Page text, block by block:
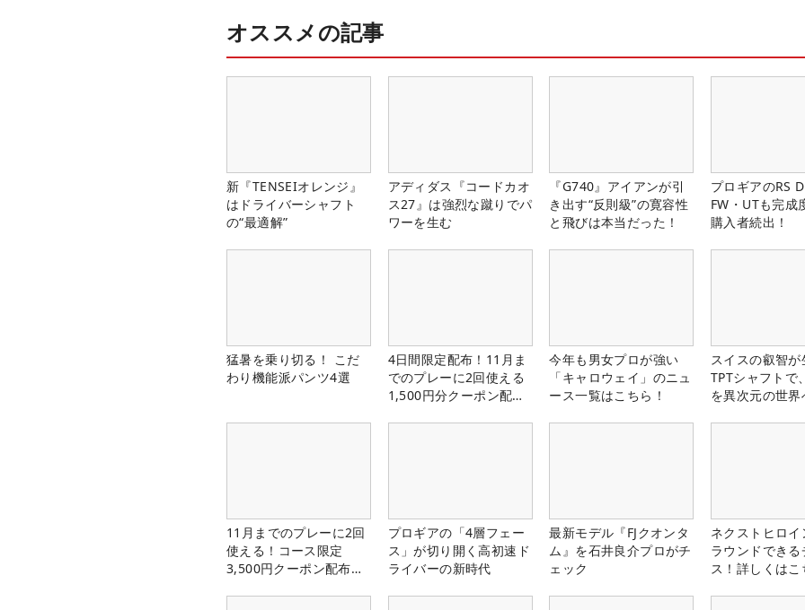
オススメの記事
新『TENSEIオレンジ』
はドライバーシャフト
の“最適解”
アディダス『コードカオ
ス27』は強烈な蹴りでパ
ワーを生む
『G740』アイアンが引
き出す“反則級”の寛容性
と飛びは本当だった！
プロギアのRS
FW・UTも完成
購入者続出！
猛暑を乗り切る！ こだ
わり機能派パンツ4選
4日間限定配布！11月ま
でのプレーに2回使える
1,500円分クーポン配布
今年も男女プロが強い
「キャロウェイ」のニュ
ース一覧はこちら！
スイスの叡智
TPTシャフトで
を異次元の世界
11月までのプレーに2回
使える！コース限定
3,500円クーポン配布
プロギアの「4層フェー
ス」が切り開く高初速ド
ライバーの新時代
最新モデル『FJクオンタ
ム』を石井良介プロがチ
ェック
ネクストヒロイ
ラウンドできる
ス！詳しくはこ